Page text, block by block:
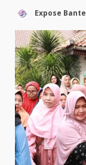
Expose